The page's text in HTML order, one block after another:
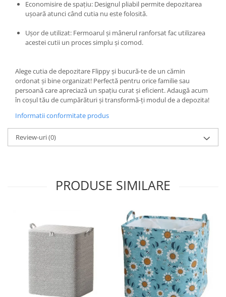
Instalatii Craciun 220V
Instalatii cu baterii
Instalatii de Craciun
Instalatii liniare si role de furtun
Instalatii liniare/sir
Instalatii perdea
Instalatii plasa
Instalatii turturi-franjuri
Liniare 220V
Perdea 220V
Diverse pentru casa si camping
Broaste si clante
Accesorii litiere
Accesorii pentru animale
Aparate de Masaj
Articole si accesorii birou
Economisire de spațiu: Designul pliabil permite depozitarea
ușoară atunci când cutia nu este folosită.
Ușor de utilizat: Fermoarul și mânerul ranforsat fac utilizarea
acestei cutii un proces simplu și comod.
Alege cutia de depozitare Flippy și bucură-te de un cămin
ordonat și bine organizat! Perfectă pentru orice familie sau
persoană care apreciază un spațiu curat și eficient. Adaugă acum
în coșul tău de cumpărături și transformă-ți modul de a depozita!
Informatii conformitate produs
Review-uri(0)
PRODUSE SIMILARE